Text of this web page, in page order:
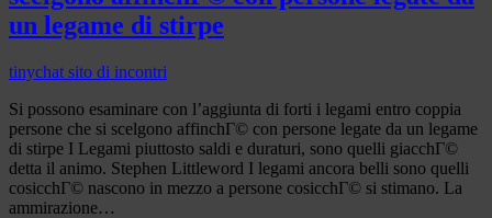
un legame di stirpe
tinychat sito di incontri
Si possono esaminare con l’aggiunta di forti i legami entro coppia
persone che si scelgono affinchГ© con persone legate da un legame
di stirpe I Legami piuttosto saldi e duraturi, sono quelli giacchГ©
detta il animo. Stephen Littleword I legami ancora belli sono quelli
cosicchГ© nascono in mezzo a persone cosicchГ© si stimano. La
ammirazione…